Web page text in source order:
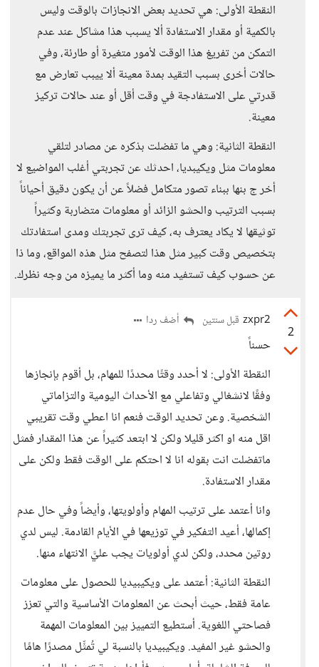
النقطة الأولى: هي تحديد بعض الانجازات بالوقت وليس
بالكمية أو مقدار الاستفادة ألا يسبب هذا مشاكل عند عدم
التمكن من تفريغ هذا الوقت لأمور متغيرة أو طارئة، وفي
حالات أخرى بسبب التقيد بمدة معينة ألا ييبب تعارض مع
قدرتي على الاستفادجة في وقت أقل أو عند حالات تركيز
معينة.
النقطة الثانية: وهي ما تفضلت بذكره عن مصادر لتلقي
معلومات مثل ويكيبديا، احدثك عن تجربتي أغلب المواضيع لا
أخر ج بنها ببناء تصور متكامل فضلاً عن أن يكون دقيق أحياناً
بسبب الترتيب والحشو الزائد أو معلومات متضاربة وكثيراً
توثيقها لا يكاد يعترف به، كيف ترى تجربتك ومدى استفادتك
بتخصيص وقت كبير مثل هذا لتصفح مثل هذه المواقع، وما ذا
عن حسوب كيف تستفيد منه وما أكثر ما يميزه من وجه نظرك.
2
zxpr2 قبل سنتين أضف ردا
حسناً
النقطة الأولى: لا أحدد وقتًا محددًا للمهام، بل أقوم بإنجازها
وفقًا لانشغالي وتفاعلي مع الأحداث اليومية والتزاماتي
الشخصية. وعن تحديد الوقت فنعم انا اعطي وقت تقريبي
اقل منه او اكثر قليلا ولكن لا ابتعد كثيراً عن هذا المقدار فمثل
ماتفضلت انت بقوله انا لا احتكم على الوقت فقط ولكن على
مقدار الاستفادة.
وانا أعتمد على ترتيب المهام وأولويتها، وأيضاً وفي حال عدم
إكمالها، أعيد التفكير في توزيعها في الأيام القادمة. ليس لدي
روتين محدد، ولكن لدي أولويات يجب عليَّ الانتهاء منها.
النقطة الثانية: أعتمد على ويكيبيديا للحصول على معلومات
عامة فقط، حيث أبحث عن المعلومات الأساسية والتي تعزز
فصاحتي اللغوية. أستطيع التمييز بين المعلومات المهمة
والحشو غير المفيد. ويكيبيديا بالنسبة لي تُمثِّل مصدرًا هامًا